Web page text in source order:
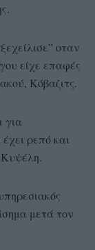
οταν
είχε επαφές
Κόβαζιτς.
για
ρεπό και
μετά τον